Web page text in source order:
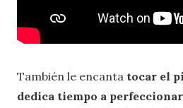
También le encanta tocar el
dedica tiempo a